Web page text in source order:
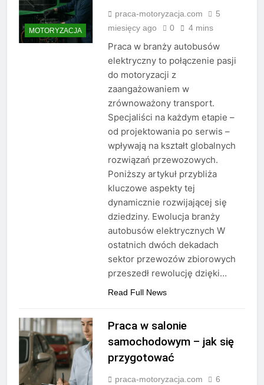
MOTORYZACJA
praca-motoryzacja.com
5
miesięcy ago
0 4 mins
Praca w branży autobusów
elektryczny to połączenie pasji
do motoryzacji z
zaangażowaniem w
zrównoważony transport.
Specjaliści na każdym etapie –
od projektowania po serwis –
wpływają na kształt globalnych
rozwiązań przewozowych.
Poniższy artykuł przybliża
kluczowe aspekty tej
dynamicznie rozwijającej się
dziedziny. Ewolucja branży
autobusów elektrycznych W
ostatnich dwóch dekadach
sektor przewozów zbiorowych
przeszedł rewolucję dzięki…
Read Full News
Praca w salonie
samochodowym – jak się
przygotować
praca-motoryzacja.com
6